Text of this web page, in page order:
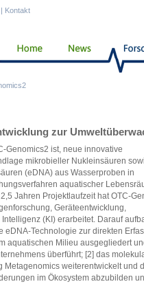
| Kontakt
zur
Genomics2 ist, neue innovative
mikrobieller Nukleinsäuren
(eDNA) aus Wasserproben in
aquatischer
Jahren Projektlaufzeit hat OTC-
Geräteentwicklung,
(KI) erarbeitet. Darauf
eDNA-Technologie zur direkten
aquatischen Milieu ausgegliedert
überführt; [2] das
weiterentwickelt und
im Ökosystem abzubilden